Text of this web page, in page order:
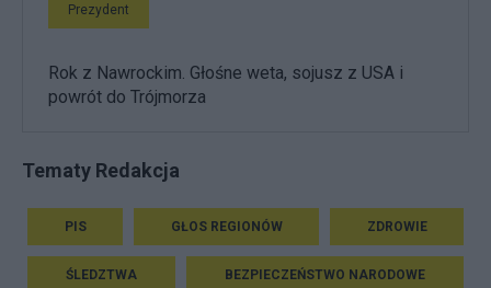
Prezydent
Rok z Nawrockim. Głośne weta, sojusz z USA i
powrót do Trójmorza
Tematy Redakcja
PIS GŁOS REGIONÓW ZDROWIE
ŚLEDZTWA BEZPIECZEŃSTWO NARODOWE